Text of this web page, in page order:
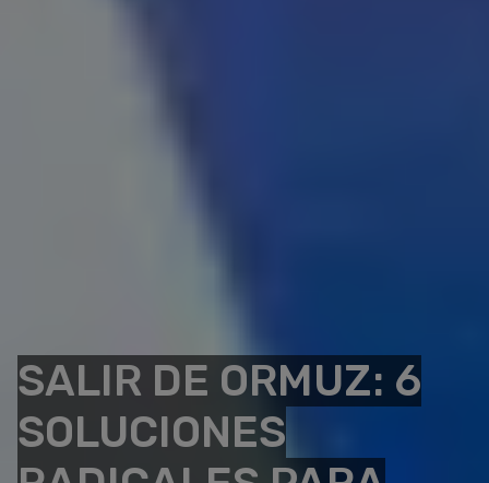
SALIR DE ORMUZ: 6
SOLUCIONES